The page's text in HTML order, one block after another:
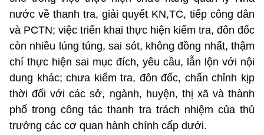
nước về thanh tra, giải quyết KN,TC, tiếp công dân
và PCTN; việc triển khai thực hiện kiểm tra, đôn đốc
còn nhiều lúng túng, sai sót, không đồng nhất, thậm
chí thực hiện sai mục đích, yêu cầu, lẫn lộn với nội
dung khác; chưa kiểm tra, đôn đốc, chấn chỉnh kịp
thời đối với các sở, ngành, huyện, thị xã và thành
phố trong công tác thanh tra trách nhiệm của thủ
trưởng các cơ quan hành chính cấp dưới.